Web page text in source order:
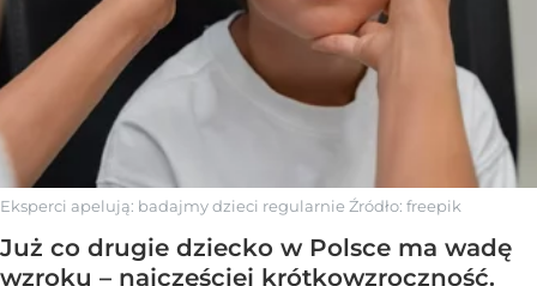
Eksperci apelują: badajmy dzieci regularnie Źródło: freepik
Już co drugie dziecko w Polsce ma wadę
wzroku – najczęściej krótkowzroczność.